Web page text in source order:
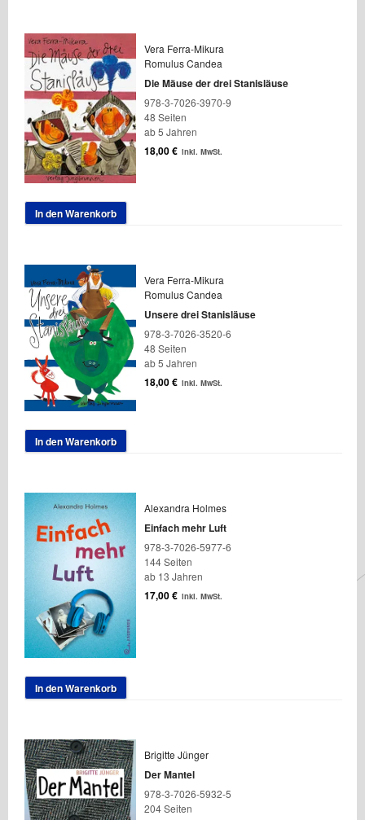
Vera Ferra-Mikura
Romulus Candea
Die Mäuse der drei Stanisläuse
978-3-7026-3970-9
48 Seiten
ab 5 Jahren
18,00€ inkl. MwSt.
In den Warenkorb
Vera Ferra-Mikura
Romulus Candea
Unsere drei Stanisläuse
978-3-7026-3520-6
48 Seiten
ab 5 Jahren
18,00€ inkl. MwSt.
In den Warenkorb
Alexandra Holmes
Einfach mehr Luft
978-3-7026-5977-6
144 Seiten
ab 13 Jahren
17,00€ inkl. MwSt.
In den Warenkorb
Brigitte Jünger
Der Mantel
978-3-7026-5932-5
204 Seiten